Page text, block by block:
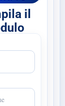
il